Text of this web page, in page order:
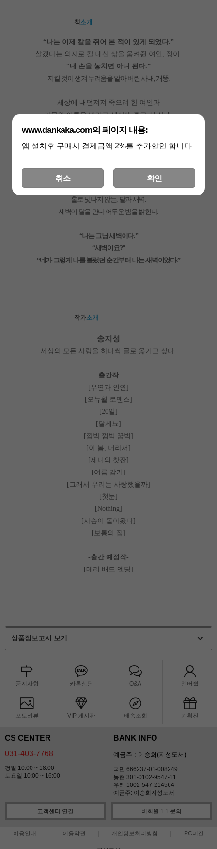
“나는 이제 칼을 쥐어 본 적이 있게 되었다.”
살겠다는 의지로 칼 대신 삶을 움켜쥔 여인 , 정이 .
“내 손을 놓치면 아니 된다.”
지킬 것이 생겨 두려움을 알아 버린 사내, 개똥.
세상에 내던져져 죽으려 한 여인과
가문의 이름을 버리고 세상에 홀로 선 사내.
“했지 않아
“예?”
“네가 달이고 나는 오늘 달을 맞았다.”
홀로 빛나지 않는, 달과 새벽.
새벽이 달을 만나 어두운 밤을 밝힌다.
“나는 그냥 새벽이다.”
“새벽이요?”
“네가 그렇게 나를 불렀던 순간부터 나는 새벽이었다.”
송지성
세상의 모든 사랑을 하나씩 글로 옮기고 싶다.
-출간작-
[우연과 인연 ]
[오뉴월 로맨스]
[20일 ]
[달세뇨 ]
[깜박 껌벅 꿈벅 ]
[이 봄, 너라서 ]
[제니의 찻잔]
[여름 감기 ]
[그래서 우리는 사랑했을까]
[첫눈]
[Nothing]
[사슴이 돌아왔다]
[보통의 집 ]
-출간 예정작-
[메리 배드 엔딩 ]
상품정보고시 보기
공지사항 카톡상담 Q&A 멤버쉽
포토리뷰 VIP 게시판 배송조회 기획전
CS CENTER
031-403-7768
평일 10:00 ~ 18:00
토요일 10:00 ~ 16:00
BANK INFO
예금주 : 이승희(지성도서)
국민 666237-01-008249
농협 301-0102-9547-11
우리 1002-547-214564
예금주: 이승희지성도서
고객센터 연결 비회원 1:1 문의
이용안내 이용약관 개인정보처리방침 PC버전
www.dankaka.com의 페이지 내용:
앱 설치후 구매시 결제금액 2%를 추가할인 합니다
취소 확인